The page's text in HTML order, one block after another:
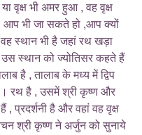
वृक्ष भी अमर हुआ , वह वृक्ष
आप भी जा सकते हो ,आप क्यों
स्थान भी है जहां रथ खड़ा
स्थान को ज्योतिसर कहते हैं
है , तालाब के मध्य में द्विप
। रथ है , उसमें श्री कृष्ण और
, प्रदर्शनी है और वहां वह वृक्ष
श्री कृष्ण ने अर्जुन को सुनाये